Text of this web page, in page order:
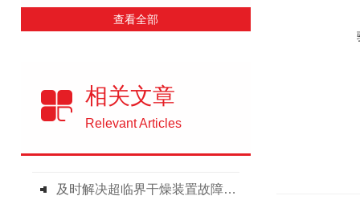
查看全部
相关文章
Relevant Articles
及时解决超临界干燥装置故障是保障实验成功与设备长周期运行的关键